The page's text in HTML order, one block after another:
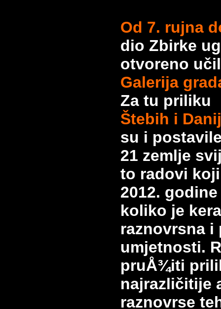
Od 7. rujna
dio Zbirke
otvoreno
Galerija
Za tu priliku
Štebih i
su i
21 zemlje
to radovi
2012.
koliko je
raznovrsna i
umjetnosti.
pruÅ¾iti
najrazličitije
raznovrse